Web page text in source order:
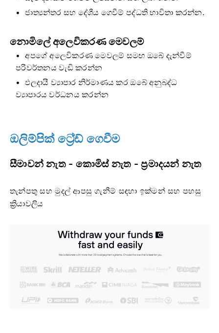
ජාත්‍යන්තර සහ දේශීය ගෙවීම් පද්ධති භාවිතා කරන්න.
නොමිලේ අලෙවිකරණ මෙවලම්
අපගේ අලෙවිකරණ මෙවලම් සමඟ ඔබේ දැන්වීම්
පරිවර්තනය වැඩි කරන්න
ඵලදායී ව්‍යාපාර නිර්මාණය කර ඔබේ අනුබද්ධ
ව්‍යාපාරය වර්ධනය කරන්න
ඔලිම්පික් ට්‍රේඩ් ගෙවීම
සීමාවන් නැත - කොමිස් නැත - ප්‍රමාදයන් නැත
තැන්පතු සහ මුදල් ආපසු ගැනීම් සඳහා ඉක්මන් සහ පහසු
ක්‍රියාවලිය